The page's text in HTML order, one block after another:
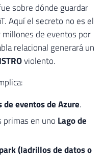
sobre dónde guardar
Aquí el secreto no es el
millones de eventos por
relacional generará un
violento.
de eventos de Azure.
en uno Lago de
(ladrillos de datos o